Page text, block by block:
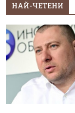
НАЙ-ЧЕТЕНИ